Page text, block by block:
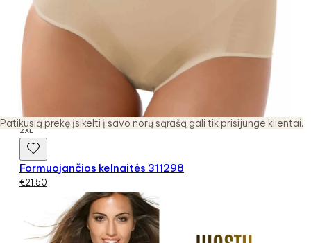
Patikusią prekę įsikelti į savo norų sąrašą gali tik prisijunge klientai.
2XL
Formuojančios kelnaitės 311298
€21.50